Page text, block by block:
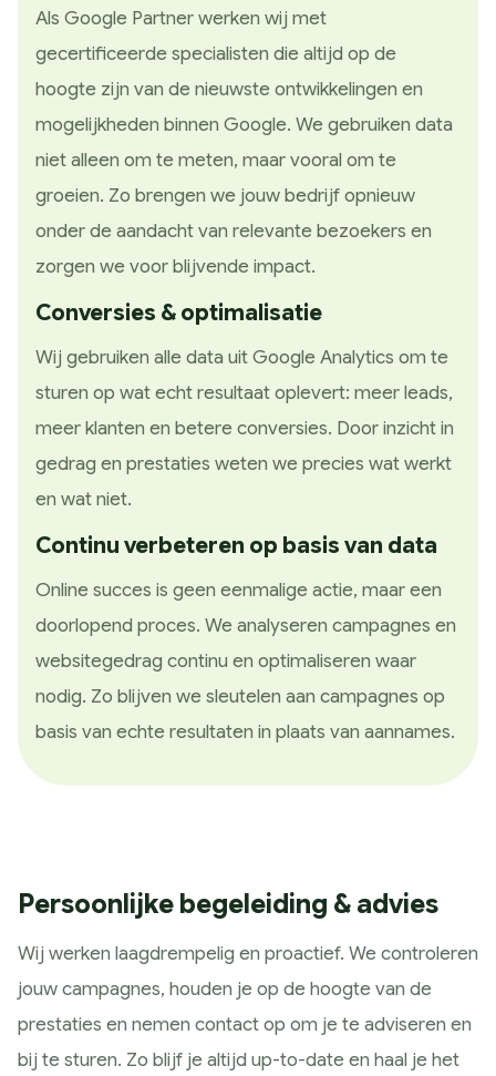
Als Google Partner werken wij met
gecertificeerde specialisten die altijd op de
hoogte zijn van de nieuwste ontwikkelingen en
mogelijkheden binnen Google. We gebruiken data
niet alleen om te meten, maar vooral om te
groeien. Zo brengen we jouw bedrijf opnieuw
onder de aandacht van relevante bezoekers en
zorgen we voor blijvende impact.
Conversies & optimalisatie
Wij gebruiken alle data uit Google Analytics om te
sturen op wat echt resultaat oplevert: meer leads,
meer klanten en betere conversies. Door inzicht in
gedrag en prestaties weten we precies wat werkt
en wat niet.
Continu verbeteren op basis van data
Online succes is geen eenmalige actie, maar een
doorlopend proces. We analyseren campagnes en
websitegedrag continu en optimaliseren waar
nodig. Zo blijven we sleutelen aan campagnes op
basis van echte resultaten in plaats van aannames.
Persoonlijke begeleiding & advies
Wij werken laagdrempelig en proactief. We controleren
jouw campagnes, houden je op de hoogte van de
prestaties en nemen contact op om je te adviseren en
bij te sturen. Zo blijf je altijd up-to-date en haal je het